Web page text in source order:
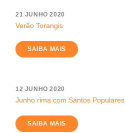
21 JUNHO 2020
Verão Torangis
SAIBA MAIS
12 JUNHO 2020
Junho rima com Santos Populares
SAIBA MAIS